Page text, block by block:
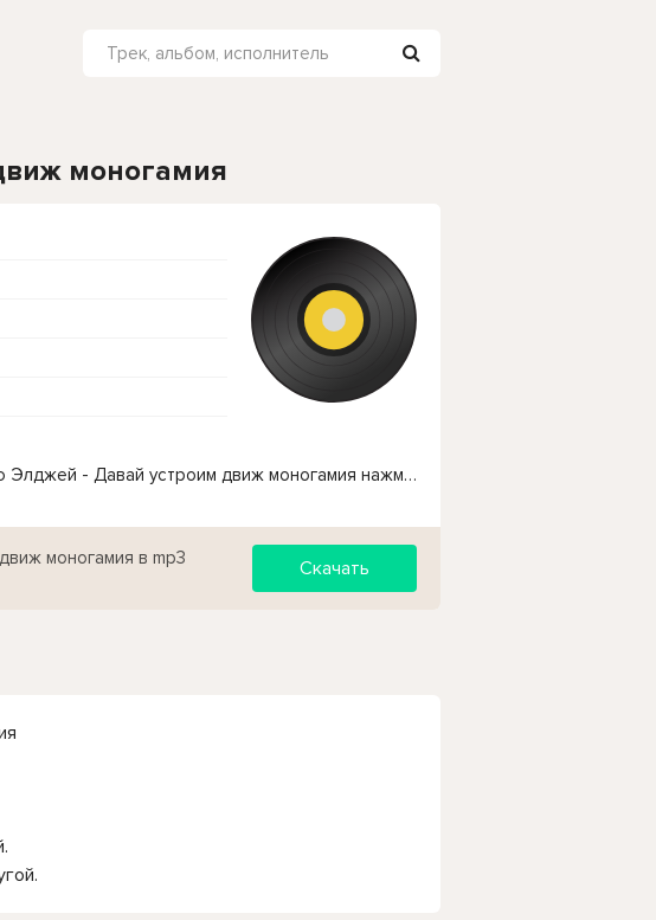
моногамия
Чтобы прослушать онлайн песню Элджей - Давай устроим движ моногамия нажмите на кнопку плей с светом зелений
моногамия в mp3
Скачать